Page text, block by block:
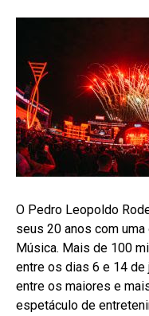
O Pedro Leopoldo
seus 20 anos com
Música. Mais de 100
entre os dias 6 e 14
entre os maiores e
espetáculo de